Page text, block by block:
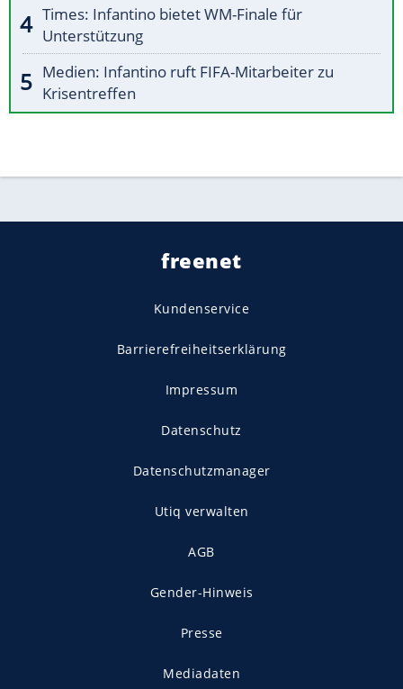
Times: Infantino bietet WM-Finale für
Unterstützung
Medien: Infantino ruft FIFA-Mitarbeiter zu
Krisentreffen
freenet
Kundenservice
Barrierefreiheitserklärung
Impressum
Datenschutz
Datenschutzmanager
Utiq verwalten
AGB
Gender-Hinweis
Presse
Mediadaten